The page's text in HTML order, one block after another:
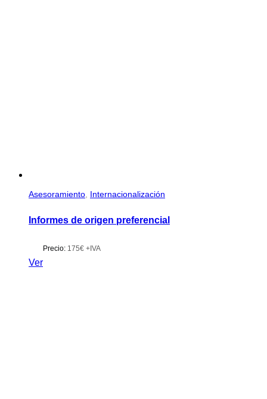
Asesoramiento, Internacionalización
Informes de origen preferencial
Precio: 175€ +IVA
Ver